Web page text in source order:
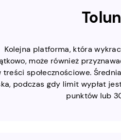
Kolejna platforma, która
może również
treści społecznościowe.
podczas gdy limit wypłat
punktów lub